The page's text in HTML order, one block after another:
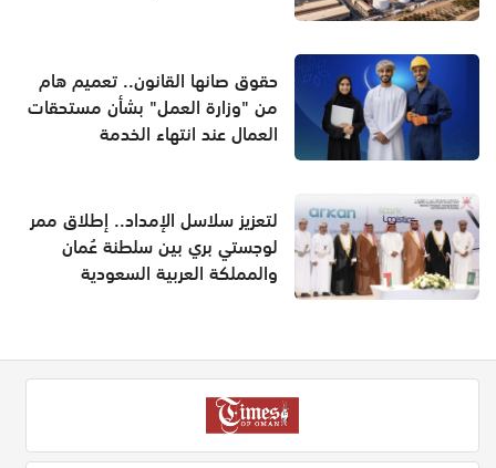
حقوق صانها القانون.. تعميم هام
من "وزارة العمل" بشأن مستحقات
العمال عند انتهاء الخدمة
لتعزيز سلاسل الإمداد.. إطلاق ممر
لوجستي بري بين سلطنة عُمان
والمملكة العربية السعودية